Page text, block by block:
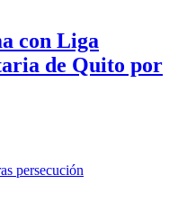
con Liga
de Quito por